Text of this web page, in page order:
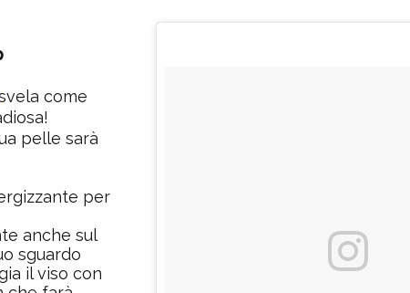
come
pelle sarà
per
anche sul
sguardo
il viso con